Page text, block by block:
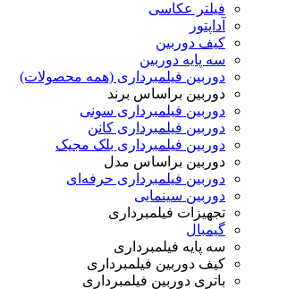
فیلتر عکاسی
آداپتور
کیف دوربین
سه پایه دوربین
دوربین فیلمبرداری (همه محصولات)
دوربین براساس برند
دوربین فیلمبرداری سونی
دوربین فیلمبرداری کانن
دوربین فیلمبرداری بلک مجیک
دوربین براساس مدل
دوربین فیلمبرداری حرفه‌ای
دوربین سینمایی
تجهیزات فیلمبرداری
گیمبال
سه پایه فیلمبرداری
کیف دوربین فیلمبرداری
باتری دوربین فیلمبرداری